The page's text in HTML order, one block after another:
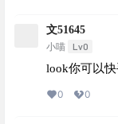
文51645
小喵 Lv0
look你可以
0 0